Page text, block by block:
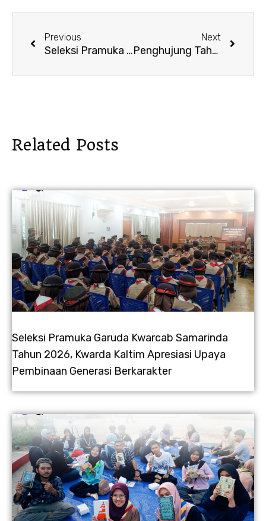
Previous
Seleksi Pramuka Garuda Kwarcab Berau Tahun 2024
Next
Penghujung Tahun, Kwartir Cabang Balikpapan Gelar Kursus Pelatih Pembina Pramuka Tingkat Dasar
Related Posts
Seleksi Pramuka Garuda Kwarcab Samarinda
Tahun 2026, Kwarda Kaltim Apresiasi Upaya
Pembinaan Generasi Berkarakter